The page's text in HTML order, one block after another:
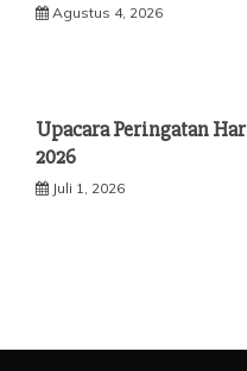
Agustus 4, 2026
Upacara Peringatan
2026
Juli 1, 2026